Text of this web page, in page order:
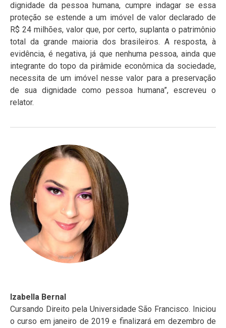
dignidade da pessoa humana, cumpre indagar se essa
proteção se estende a um imóvel de valor declarado de
R$ 24 milhões, valor que, por certo, suplanta o patrimônio
total da grande maioria dos brasileiros. A resposta, à
evidência, é negativa, já que nenhuma pessoa, ainda que
integrante do topo da pirâmide econômica da sociedade,
necessita de um imóvel nesse valor para a preservação
de sua dignidade como pessoa humana”, escreveu o
relator.
Izabella Bernal
Cursando Direito pela Universidade São Francisco. Iniciou
o curso em janeiro de 2019 e finalizará em dezembro de